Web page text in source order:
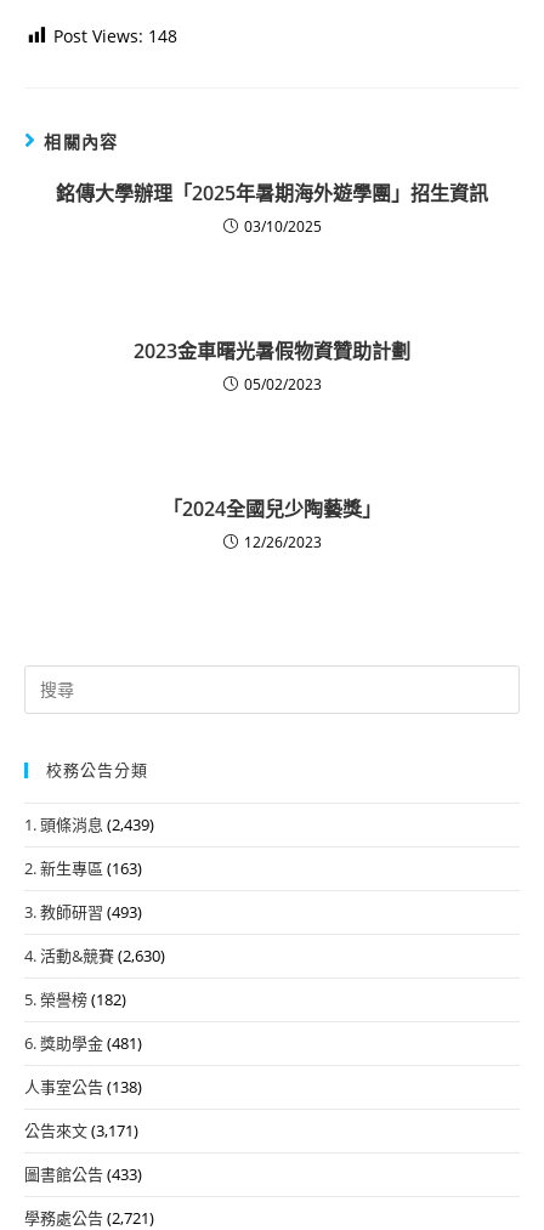
Post Views: 148
相關內容
銘傳大學辦理「2025年暑期海外遊學團」招生資訊
03/10/2025
2023金車曙光暑假物資贊助計劃
05/02/2023
「2024全國兒少陶藝獎」
12/26/2023
Search
for:
校務公告分類
1. 頭條消息 (2,439)
2. 新生專區 (163)
3. 教師研習 (493)
4. 活動&競賽(2,630)
5. 榮譽榜(182)
6. 獎助學金(481)
人事室公告(138)
公告來文(3,171)
圖書館公告(433)
學務處公告(2,721)